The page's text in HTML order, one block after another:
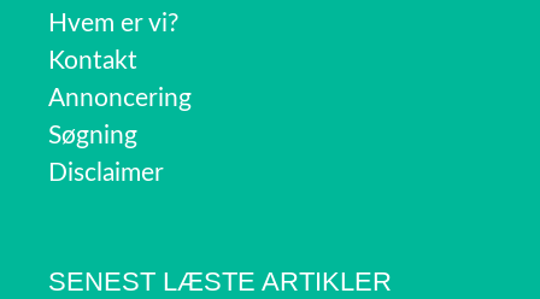
Hvem er vi?
Kontakt
Annoncering
Søgning
Disclaimer
SENEST LÆSTE ARTIKLER